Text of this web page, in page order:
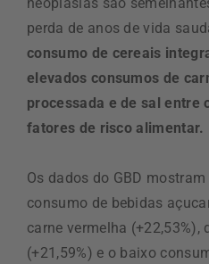
perda de anos de vida
consumo de cereais
elevados consumos de
processada e de sal entre
fatores de risco alimentar.
Os dados do GBD
consumo de bebidas
carne vermelha (+22,53%),
(+21,59%) e o baixo